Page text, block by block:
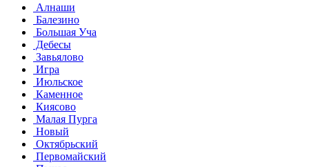
Алнаши
Балезино
Большая Уча
Дебесы
Завьялово
Игра
Июльское
Каменное
Киясово
Малая Пурга
Новый
Октябрьский
Первомайский